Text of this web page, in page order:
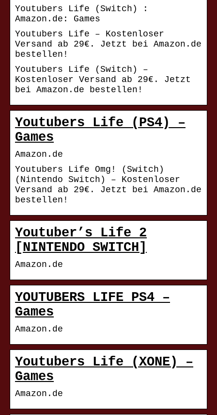
Youtubers Life (Switch) :
Amazon.de: Games
Youtubers Life – Kostenloser
Versand ab 29€. Jetzt bei Amazon.de
bestellen!
Youtubers Life (Switch) –
Kostenloser Versand ab 29€. Jetzt
bei Amazon.de bestellen!
Youtubers Life (PS4) –
Games
Amazon.de
Youtubers Life Omg! (Switch)
(Nintendo Switch) – Kostenloser
Versand ab 29€. Jetzt bei Amazon.de
bestellen!
Youtuber’s Life 2
[NINTENDO SWITCH]
Amazon.de
YOUTUBERS LIFE PS4 –
Games
Amazon.de
Youtubers Life (XONE) –
Games
Amazon.de